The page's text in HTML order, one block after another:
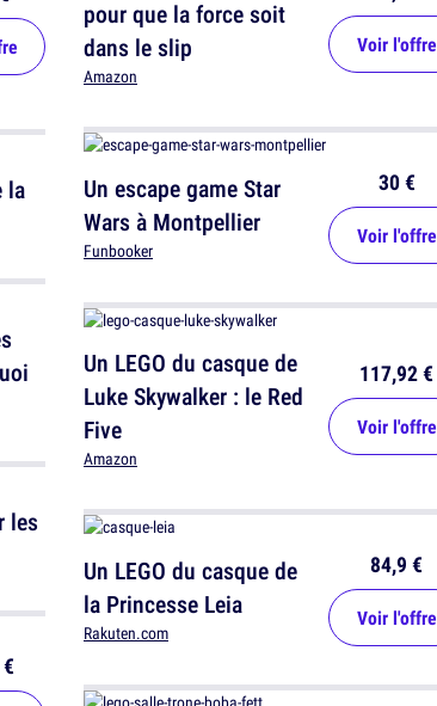
la
les
pour que la force soit
dans le slip
Amazon
Voir l'offre
Un escape game Star
Wars à Montpellier
Funbooker
30 €
Voir l'offre
Un LEGO du casque de
Luke Skywalker : le Red
Five
Amazon
117,92 €
Voir l'offre
Un LEGO du casque de
la Princesse Leia
Rakuten.com
84,9 €
Voir l'offre